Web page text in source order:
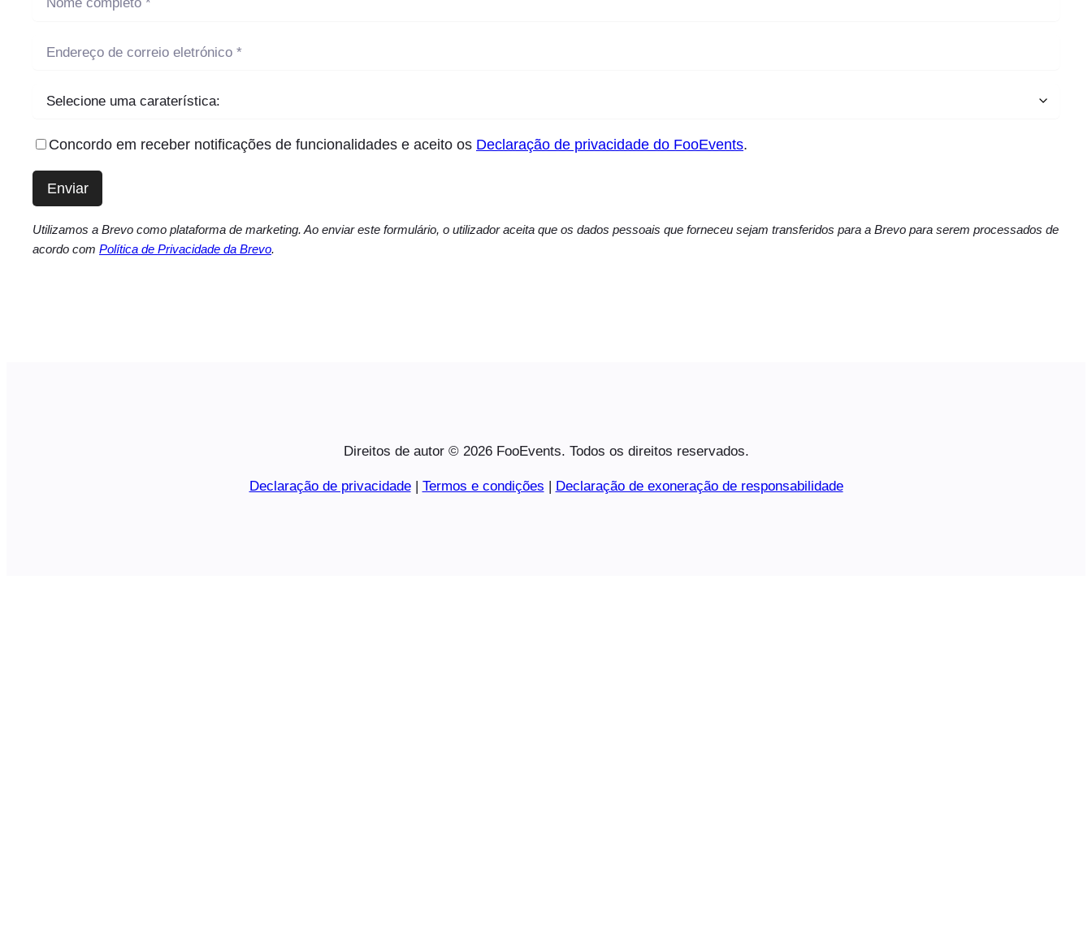
Concordo em receber notificações de funcionalidades e aceito os Declaração de privacidade do FooEvents.
Utilizamos a Brevo como plataforma de marketing. Ao enviar este formulário, o utilizador aceita que os dados pessoais que forneceu sejam transferidos para a Brevo para serem processados de
acordo com Política de Privacidade da Brevo.
Direitos de autor © 2026 FooEvents. Todos os direitos reservados.
Declaração de privacidade| Termos e condições | Declaração de exoneração de responsabilidade